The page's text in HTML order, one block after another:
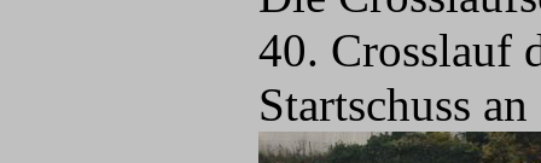
40. Crosslauf
Startschuss